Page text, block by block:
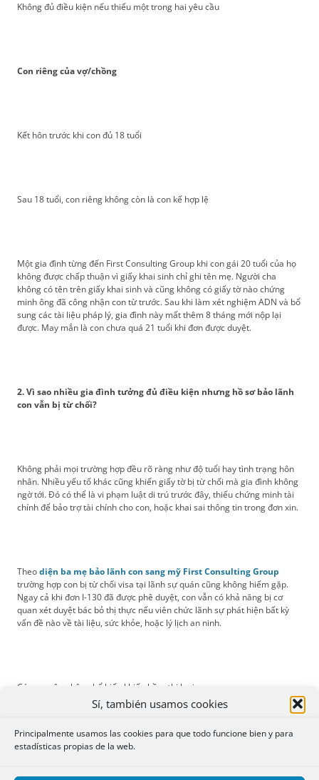
Sí, también usamos cookies
Principalmente usamos las cookies para que todo funcione bien y para
estadísticas propias de la web.
Không đủ điều kiện nếu thiếu một trong hai yêu cầu
Con riêng của vợ/chồng
Kết hôn trước khi con đủ 18 tuổi
Sau 18 tuổi, con riêng không còn là con kế hợp lệ
Một gia đình từng đến First Consulting Group khi con gái 20 tuổi của họ
không được chấp thuận vì giấy khai sinh chỉ ghi tên mẹ. Người cha
không có tên trên giấy khai sinh và cũng không có giấy tờ nào chứng
minh ông đã công nhận con từ trước. Sau khi làm xét nghiệm ADN và bổ
sung các tài liệu pháp lý, gia đình này mất thêm 8 tháng mới nộp lại
được. May mắn là con chưa quá 21 tuổi khi đơn được duyệt.
2. Vì sao nhiều gia đình tưởng đủ điều kiện nhưng hồ sơ bảo lãnh
con vẫn bị từ chối?
Không phải mọi trường hợp đều rõ ràng như độ tuổi hay tình trạng hôn
nhân. Nhiều yếu tố khác cũng khiến giấy tờ bị từ chối mà gia đình không
ngờ tới. Đó có thể là vi phạm luật di trú trước đây, thiếu chứng minh tài
chính để bảo trợ tài chính cho con, hoặc khai sai thông tin trong đơn xin.
Theodiện ba mẹ bảo lãnh con sang mỹ First Consulting Group
trường hợp con bị từ chối visa tại lãnh sự quán cũng không hiếm gặp.
Ngay cả khi đơn I-130 đã được phê duyệt, con vẫn có khả năng bị cơ
quan xét duyệt bác bỏ thị thực nếu viên chức lãnh sự phát hiện bất kỳ
vấn đề nào về tài liệu, sức khỏe, hoặc lý lịch an ninh.
Các nguyên nhân phổ biến khiến hồ sơ bị loại:
Con từng vi phạm luật di trú hoặc ở quá hạn tại Mỹ